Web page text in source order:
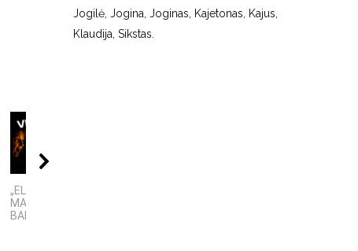
„ELEKTROS DIETA“:
MASINĖ 1910-ŲJŲ
BAIMĖS PSICHOZĖ
Jogilė, Jogina, Joginas, Kajetonas, Kajus,
Klaudija, Sikstas.